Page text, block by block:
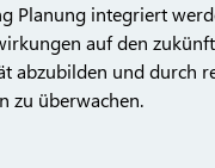
Planung integriert
auf den
abzubilden und durch
zu überwachen.